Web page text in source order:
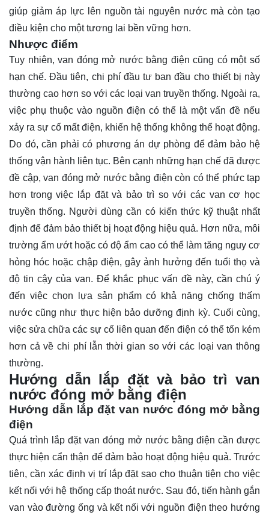
giúp giảm áp lực lên nguồn tài nguyên nước mà còn tạo
điều kiện cho một tương lai bền vững hơn.
Nhược điểm
Tuy nhiên, van đóng mở nước bằng điện cũng có một số
hạn chế. Đầu tiên, chi phí đầu tư ban đầu cho thiết bị này
thường cao hơn so với các loại van truyền thống. Ngoài ra,
việc phụ thuộc vào nguồn điện có thể là một vấn đề nếu
xảy ra sự cố mất điện, khiến hệ thống không thể hoạt động.
Do đó, cần phải có phương án dự phòng để đảm bảo hệ
thống vận hành liên tục. Bên cạnh những hạn chế đã được
đề cập, van đóng mở nước bằng điện còn có thể phức tạp
hơn trong việc lắp đặt và bảo trì so với các van cơ học
truyền thống. Người dùng cần có kiến thức kỹ thuật nhất
định để đảm bảo thiết bị hoạt động hiệu quả. Hơn nữa, môi
trường ẩm ướt hoặc có độ ẩm cao có thể làm tăng nguy cơ
hỏng hóc hoặc chập điện, gây ảnh hưởng đến tuổi thọ và
độ tin cậy của van. Để khắc phục vấn đề này, cần chú ý
đến việc chọn lựa sản phẩm có khả năng chống thấm
nước cũng như thực hiện bảo dưỡng định kỳ. Cuối cùng,
việc sửa chữa các sự cố liên quan đến điện có thể tốn kém
hơn cả về chi phí lẫn thời gian so với các loại van thông
thường.
Hướng dẫn lắp đặt và bảo trì van
nước đóng mở bằng điện
Hướng dẫn lắp đặt van nước đóng mở bằng
điện
Quá trình lắp đặt van đóng mở nước bằng điện cần được
thực hiện cẩn thận để đảm bảo hoạt động hiệu quả. Trước
tiên, cần xác định vị trí lắp đặt sao cho thuận tiện cho việc
kết nối với hệ thống cấp thoát nước. Sau đó, tiến hành gắn
van vào đường ống và kết nối với nguồn điện theo hướng